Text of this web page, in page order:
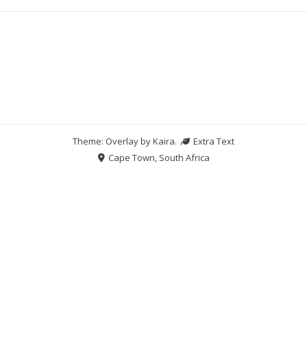
Theme: Overlay byKaira.
Extra Text
Cape Town, South Africa